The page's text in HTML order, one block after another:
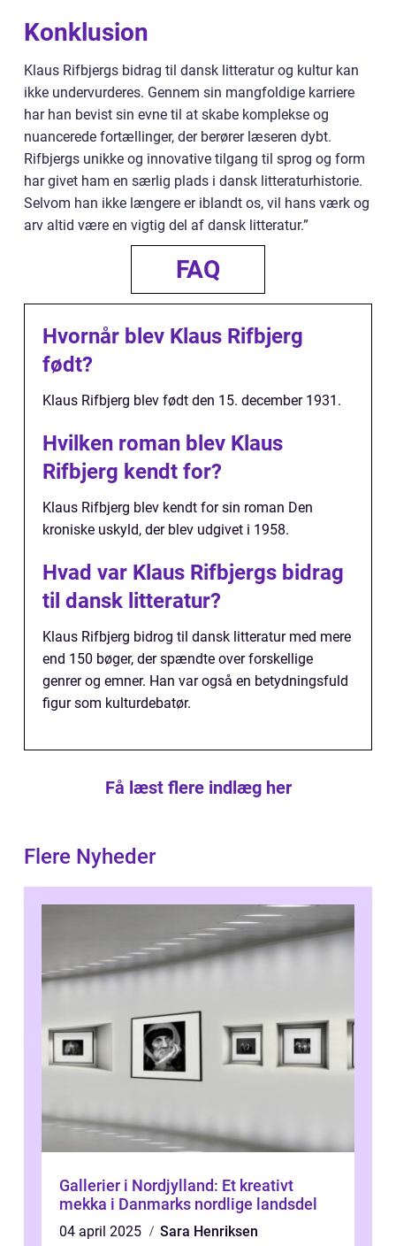
Konklusion
Klaus Rifbjergs bidrag til dansk litteratur og kultur kan
ikke undervurderes. Gennem sin mangfoldige karriere
har han bevist sin evne til at skabe komplekse og
nuancerede fortællinger, der berører læseren dybt.
Rifbjergs unikke og innovative tilgang til sprog og form
har givet ham en særlig plads i dansk litteraturhistorie.
Selvom han ikke længere er iblandt os, vil hans værk og
arv altid være en vigtig del af dansk litteratur.”
FAQ
Hvornår blev Klaus Rifbjerg
født?
Klaus Rifbjerg blev født den 15. december 1931.
Hvilken roman blev Klaus
Rifbjerg kendt for?
Klaus Rifbjerg blev kendt for sin roman Den
kroniske uskyld, der blev udgivet i 1958.
Hvad var Klaus Rifbjergs bidrag
til dansk litteratur?
Klaus Rifbjerg bidrog til dansk litteratur med mere
end 150 bøger, der spændte over forskellige
genrer og emner. Han var også en betydningsfuld
figur som kulturdebatør.
Få læst flere indlæg her
Flere Nyheder
Gallerier i Nordjylland: Et kreativt
mekka i Danmarks nordlige landsdel
04 april 2025
Sara Henriksen